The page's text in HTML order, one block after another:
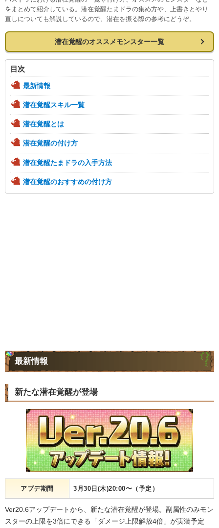
をまとめて紹介している。潜在覚醒たまドラの集め方や、上書きとやり
直しについても解説しているので、潜在を振る際の参考にどうぞ。
潜在覚醒のオススメモンスター一覧
目次
最新情報
潜在覚醒スキル一覧
潜在覚醒とは
潜在覚醒の付け方
潜在覚醒たまドラの入手方法
潜在覚醒のおすすめの付け方
最新情報
新たな潜在覚醒が登場
アプデ期間 3月30日(木)20:00〜（予定）
Ver20.6アップデートから、新たな潜在覚醒が登場。副属性のみモン
スターの上限を3倍にできる「ダメージ上限解放4倍」が実装予定